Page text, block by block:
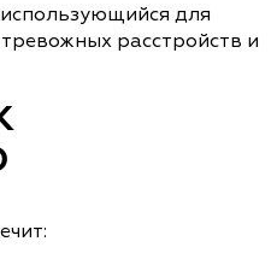
для
расстройств и